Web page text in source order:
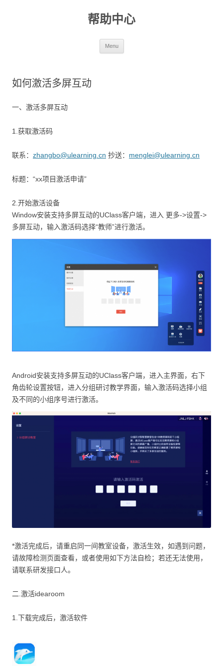
帮助中心
Menu
如何激活多屏互动
一、激活多屏互动
1.获取激活码
联系： zhangbo@ulearning.cn 抄送： menglei@ulearning.cn
标题：“xx项目激活申请”
2.开始激活设备
Window安装支持多屏互动的UClass客户端，进入 更多->设置->
多屏互动，输入激活码选择“教师”进行激活。
Android安装支持多屏互动的UClass客户端，进入主界面，右下
角齿轮设置按钮，进入分组研讨教学界面，输入激活码选择小组
及不同的小组序号进行激活。
*激活完成后，请重启同一间教室设备，激活生效，如遇到问题，
请故障检测页面查看，或者使用如下方法自检；若还无法使用，
请联系研发接口人。
二.激活idearoom
1.下载完成后，激活软件